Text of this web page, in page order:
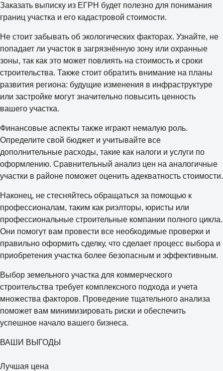
Заказать выписку из ЕГРН будет полезно для понимания
границ участка и его кадастровой стоимости.
Не стоит забывать об экологических факторах. Узнайте, не
попадает ли участок в загрязнённую зону или охранные
зоны, так как это может повлиять на стоимость и сроки
строительства. Также стоит обратить внимание на планы
развития региона: будущие изменения в инфраструктуре
или застройке могут значительно повысить ценность
вашего участка.
Финансовые аспекты также играют немалую роль.
Определите свой бюджет и учитывайте все
дополнительные расходы, такие как налоги и услуги по
оформлению. Сравнительный анализ цен на аналогичные
участки в районе поможет оценить адекватность стоимости.
Наконец, не стесняйтесь обращаться за помощью к
профессионалам, таким как риэлторы, юристы или
профессиональные строительные компании полного цикла.
Они помогут вам провести все необходимые проверки и
правильно оформить сделку, что сделает процесс выбора и
приобретения участка более безопасным и эффективным.
Выбор земельного участка для коммерческого
строительства требует комплексного подхода и учета
множества факторов. Проведение тщательного анализа
поможет вам минимизировать риски и обеспечить
успешное начало вашего бизнеса.
ВАШИ ВЫГОДЫ
Лучшая цена